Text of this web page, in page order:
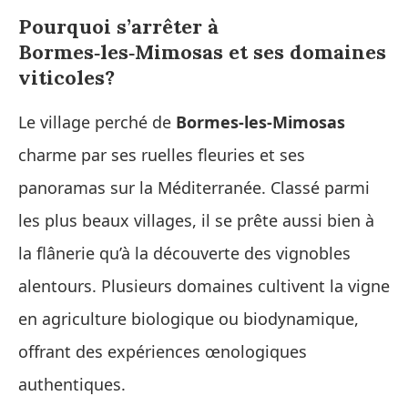
Pourquoi s’arrêter à
Bormes‑les‑Mimosas et ses domaines
viticoles?
Le village perché de Bormes‑les‑Mimosas
charme par ses ruelles fleuries et ses
panoramas sur la Méditerranée. Classé parmi
les plus beaux villages, il se prête aussi bien à
la flânerie qu’à la découverte des vignobles
alentours. Plusieurs domaines cultivent la vigne
en agriculture biologique ou biodynamique,
offrant des expériences œnologiques
authentiques.